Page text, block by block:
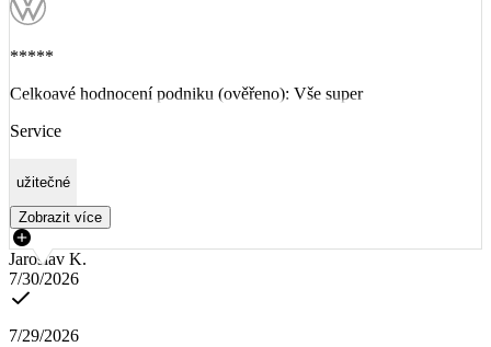
*****
Celkoavé hodnocení podniku (ověřeno): Vše super
Service
užitečné
Zobrazit více
Jaroslav K.
7/30/2026
7/29/2026